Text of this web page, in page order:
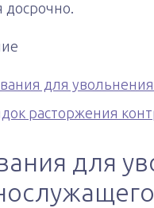
досрочно.
для
расторжения
для